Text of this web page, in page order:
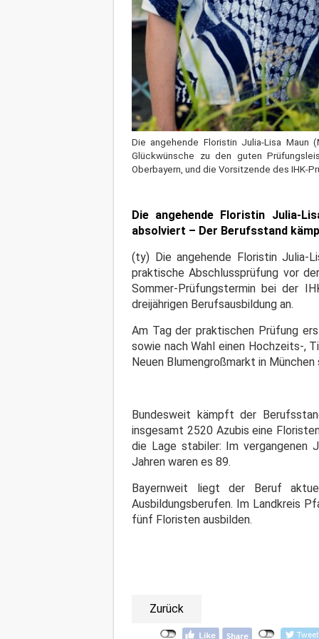
Die angehende Floristin Julia-Lisa Maun
Glückwünsche zu den guten
Oberbayern, und die Vorsitzende des IHK-
Die angehende Floristin Julia-
absolviert – Der Berufsstand
(ty) Die angehende Floristin Julia-
praktische Abschlussprüfung vor
Sommer-Prüfungstermin bei der
dreijährigen Berufsausbildung an.
Am Tag der praktischen Prüfung
sowie nach Wahl einen Hochzeits-,
Neuen Blumengroßmarkt in
Bundesweit kämpft der
insgesamt 2520 Azubis eine
die Lage stabiler: Im vergangenen
Jahren waren es 89.
Bayernweit liegt der Beruf
Ausbildungsberufen. Im Landkreis
fünf Floristen ausbilden.
Zurück